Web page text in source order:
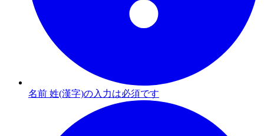
名前 姓(漢字)の入力は必須です